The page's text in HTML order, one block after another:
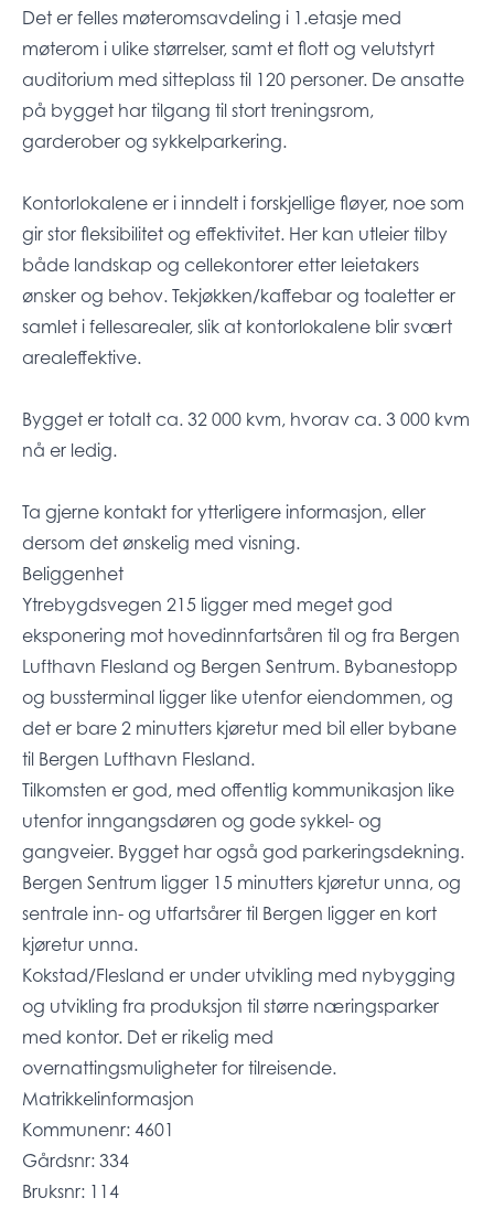
Det er felles møteromsavdeling i 1.etasje med
møterom i ulike størrelser, samt et flott og velutstyrt
auditorium med sitteplass til 120 personer. De ansatte
på bygget har tilgang til stort treningsrom,
garderober og sykkelparkering.
Kontorlokalene er i inndelt i forskjellige fløyer, noe som
gir stor fleksibilitet og effektivitet. Her kan utleier tilby
både landskap og cellekontorer etter leietakers
ønsker og behov. Tekjøkken/kaffebar og toaletter er
samlet i fellesarealer, slik at kontorlokalene blir svært
arealeffektive.
Bygget er totalt ca. 32 000 kvm, hvorav ca. 3 000 kvm
nå er ledig.
Ta gjerne kontakt for ytterligere informasjon, eller
dersom det ønskelig med visning.
Beliggenhet
Ytrebygdsvegen 215 ligger med meget god
eksponering mot hovedinnfartsåren til og fra Bergen
Lufthavn Flesland og Bergen Sentrum. Bybanestopp
og bussterminal ligger like utenfor eiendommen, og
det er bare 2 minutters kjøretur med bil eller bybane
til Bergen Lufthavn Flesland.
Tilkomsten er god, med offentlig kommunikasjon like
utenfor inngangsdøren og gode sykkel- og
gangveier. Bygget har også god parkeringsdekning.
Bergen Sentrum ligger 15 minutters kjøretur unna, og
sentrale inn- og utfartsårer til Bergen ligger en kort
kjøretur unna.
Kokstad/Flesland er under utvikling med nybygging
og utvikling fra produksjon til større næringsparker
med kontor. Det er rikelig med
overnattingsmuligheter for tilreisende.
Matrikkelinformasjon
Kommunenr: 4601
Gårdsnr: 334
Bruksnr: 114